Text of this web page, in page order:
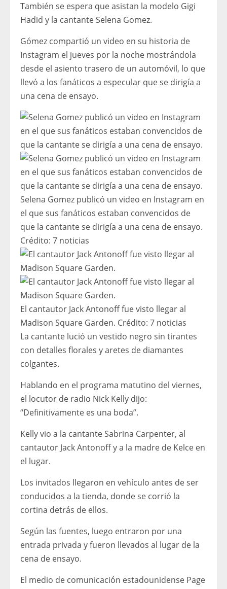
También se espera que asistan la modelo Gigi
Hadid y la cantante Selena Gomez.
Gómez compartió un video en su historia de
Instagram el jueves por la noche mostrándola
desde el asiento trasero de un automóvil, lo que
llevó a los fanáticos a especular que se dirigía a
una cena de ensayo.
Selena Gomez publicó un video en Instagram en
el que sus fanáticos estaban convencidos de
que la cantante se dirigía a una cena de ensayo.
Crédito: 7 noticias
El cantautor Jack Antonoff fue visto llegar al
Madison Square Garden. Crédito: 7 noticias
La cantante lució un vestido negro sin tirantes
con detalles florales y aretes de diamantes
colgantes.
Hablando en el programa matutino del viernes,
el locutor de radio Nick Kelly dijo:
“Definitivamente es una boda”.
Kelly vio a la cantante Sabrina Carpenter, al
cantautor Jack Antonoff y a la madre de Kelce en
el lugar.
Los invitados llegaron en vehículo antes de ser
conducidos a la tienda, donde se corrió la
cortina detrás de ellos.
Según las fuentes, luego entraron por una
entrada privada y fueron llevados al lugar de la
cena de ensayo.
El medio de comunicación estadounidense Page